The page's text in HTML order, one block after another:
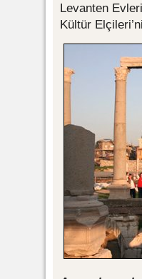
Levanten
Kültür